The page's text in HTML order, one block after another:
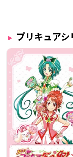
プリキュアシ